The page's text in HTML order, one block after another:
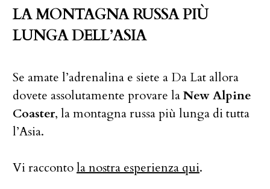
LA MONTAGNA RUSSA PIÙ
LUNGA DELL’ASIA
Se amate l’adrenalina e siete a Da Lat allora
dovete assolutamente provare laNew Alpine
Coaster, la montagna russa più lunga di tutta
l’Asia.
Vi raccontola nostra esperienza qui.